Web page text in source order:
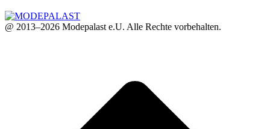
@ 2013–2026 Modepalast e.U. Alle Rechte vorbehalten.